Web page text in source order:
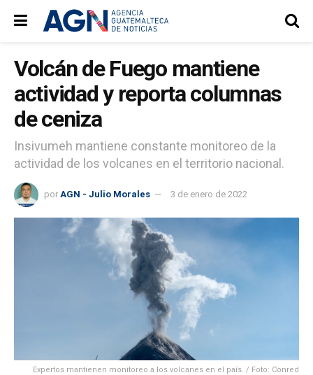
Volcán de Fuego mantiene
actividad y reporta columnas
de ceniza
Insivumeh mantiene constante monitoreo de la
actividad de los volcanes en el territorio nacional.
por AGN - Julio Morales 3 de enero de 2022
Expertos mantienen monitoreo a los volcanes en el país. / Foto: Conred